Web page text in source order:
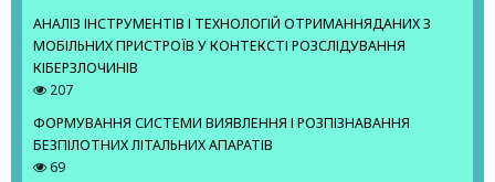
АНАЛІЗ ІНСТРУМЕНТІВ І ТЕХНОЛОГІЙ ОТРИМАННЯДАНИХ З
МОБІЛЬНИХ ПРИСТРОЇВ У КОНТЕКСТІ РОЗСЛІДУВАННЯ
КІБЕРЗЛОЧИНІВ
207
ФОРМУВАННЯ СИСТЕМИ ВИЯВЛЕННЯ І РОЗПІЗНАВАННЯ
БЕЗПІЛОТНИХ ЛІТАЛЬНИХ АПАРАТІВ
69